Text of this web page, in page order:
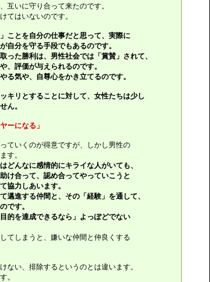
いに守り合って来たのです。
てはいないのです。
ことを自分の仕事だと思って、実際に
分を守る手段でもあるのです。
た勝利は、男性社会では「賞賛」されて、
、評価が与えられるのです。
気や、自尊心をかき立てるのです。
キリとすることに対して、女性たちは少し
ん。
になる」
ていくのが得意ですが、しかし男性の
す。
んなに感情的にキライな人がいても、
け合って、認め合ってやっていこうと
協力しあいます。
進する仲間と、その「経験」を通して、
です。
的を達成できるなら」よっぽどでない
てしまうと、嫌いな仲間と仲良くする
い、排除するというのとは違います。
す。